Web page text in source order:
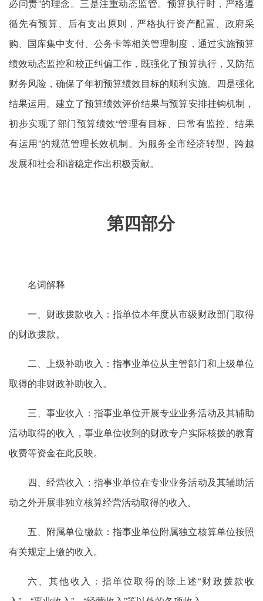
必问责”的理念。三是注重动态监管。预算执行时，严格遵
循先有预算、后有支出原则，严格执行资产配置、政府采
购、国库集中支付、公务卡等相关管理制度，通过实施预算
绩效动态监控和校正纠偏工作，既强化了预算执行，又防范
财务风险，确保了年初预算绩效目标的顺利实施。四是强化
结果运用。建立了预算绩效评价结果与预算安排挂钩机制，
初步实现了部门预算绩效“管理有目标、日常有监控、结果
有运用”的规范管理长效机制。为服务全市经济转型、跨越
发展和社会和谐稳定作出积极贡献。
第四部分
名词解释
一、财政拨款收入：指单位本年度从市级财政部门取得
的财政拨款。
二、上级补助收入：指事业单位从主管部门和上级单位
取得的非财政补助收入。
三、事业收入：指事业单位开展专业业务活动及其辅助
活动取得的收入，事业单位收到的财政专户实际核拨的教育
收费等资金在此反映。
四、经营收入：指事业单位在专业业务活动及其辅助活
动之外开展非独立核算经营活动取得的收入。
五、附属单位缴款：指事业单位附属独立核算单位按照
有关规定上缴的收入。
六、其他收入：指单位取得的除上述“财政拨款收